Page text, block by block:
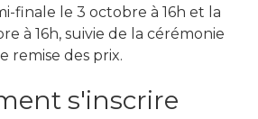
finale le 3 octobre à 16h et la
à 16h, suivie de la cérémonie
remise des prix.
s'inscrire